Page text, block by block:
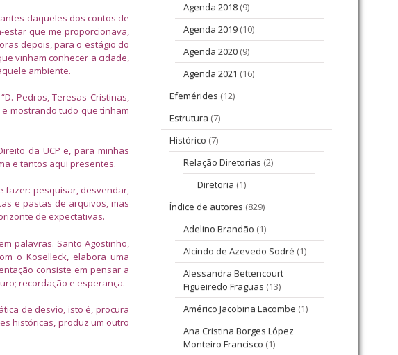
daqueles dos contos de
que me proporcionava,
depois, para o estágio do
vinham conhecer a cidade,
ambiente.
Pedros, Teresas Cristinas,
mostrando tudo que tinham
da UCP e, para minhas
e tantos aqui presentes.
fazer: pesquisar, desvendar,
e pastas de arquivos, mas
de expectativas.
palavras. Santo Agostinho,
o Koselleck, elabora uma
consiste em pensar a
recordação e esperança.
de desvio, isto é, procura
históricas, produz um outro
Agenda 2018 (9)
Agenda 2019 (10)
Agenda 2020 (9)
Agenda 2021 (16)
Efemérides (12)
Estrutura (7)
Histórico (7)
Relação Diretorias (2)
Diretoria (1)
Índice de autores (829)
Adelino Brandão (1)
Alcindo de Azevedo Sodré (1)
Alessandra Bettencourt
Figueiredo Fraguas (13)
Américo Jacobina Lacombe (1)
Ana Cristina Borges López
Monteiro Francisco (1)